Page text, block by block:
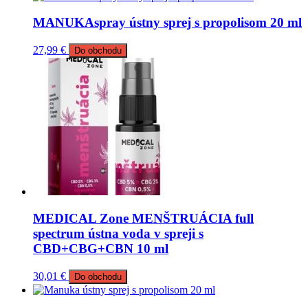
MANUKAspray ústny sprej s propolisom 20 ml
27,99 € Do obchodu
MEDICAL Zone MENŠTRUÁCIA full
spectrum ústna voda v spreji s
CBD+CBG+CBN 10 ml
30,01 € Do obchodu